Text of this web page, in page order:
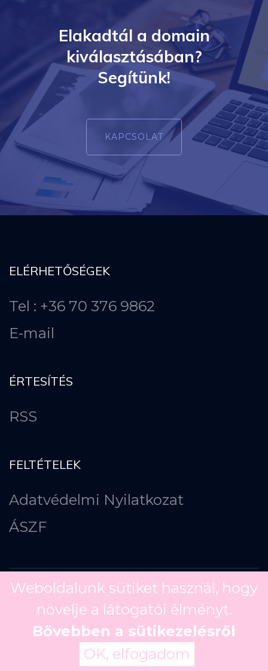
Elakadtál a domain
kiválasztásában?
Segítünk!
KAPCSOLAT
ELÉRHETŐSÉGEK
Tel : +36 70 376 9862
E-mail
ÉRTESÍTÉS
RSS
FELTÉTELEK
Adatvédelmi Nyilatkozat
ÁSZF
Copyright © 2026
Weboldalunk sütiket használ, hogy
növelje a látogatói élményt.
Bővebben a sütikezelésről
OK, elfogadom